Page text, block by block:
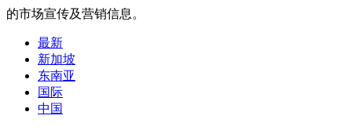
的市场宣传及营销信息。
最新
新加坡
东南亚
国际
中国